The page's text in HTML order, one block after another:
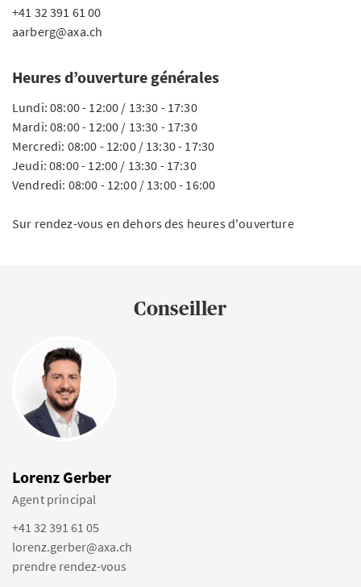
+41 32 391 61 00
aarberg@axa.ch
Heures d’ouverture générales
Lundi: 08:00 - 12:00 / 13:30 - 17:30
Mardi: 08:00 - 12:00 / 13:30 - 17:30
Mercredi: 08:00 - 12:00 / 13:30 - 17:30
Jeudi: 08:00 - 12:00 / 13:30 - 17:30
Vendredi: 08:00 - 12:00 / 13:00 - 16:00
Sur rendez-vous en dehors des heures d'ouverture
Conseiller
Lorenz Gerber
Agent principal
+41 32 391 61 05
lorenz.gerber@axa.ch
prendre rendez-vous